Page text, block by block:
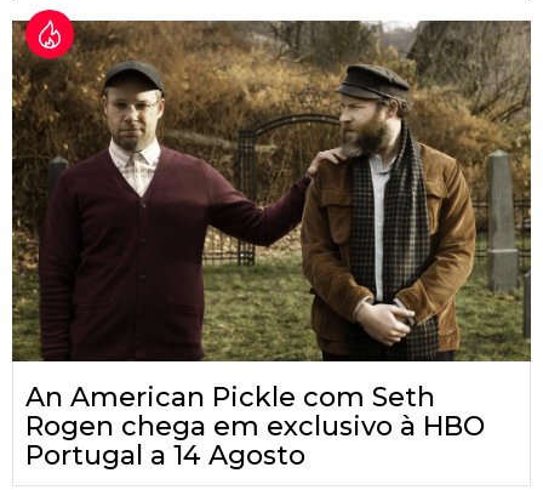
An American Pickle com Seth
Rogen chega em exclusivo à HBO
Portugal a 14 Agosto